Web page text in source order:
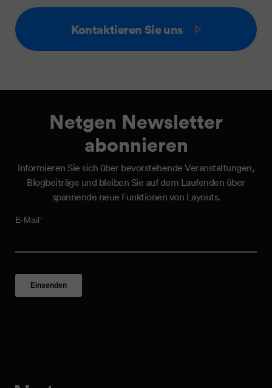
Kontaktieren Sie uns
Netgen Newsletter
abonnieren
Informieren Sie sich über bevorstehende Veranstaltungen,
Blogbeiträge und bleiben Sie auf dem Laufenden über
spannende neue Funktionen von Layouts.